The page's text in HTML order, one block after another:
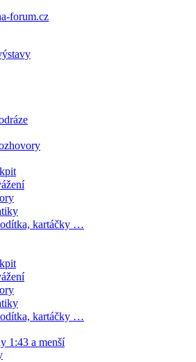
forum.cz
kartáčky …
kartáčky …
1:43 a menší